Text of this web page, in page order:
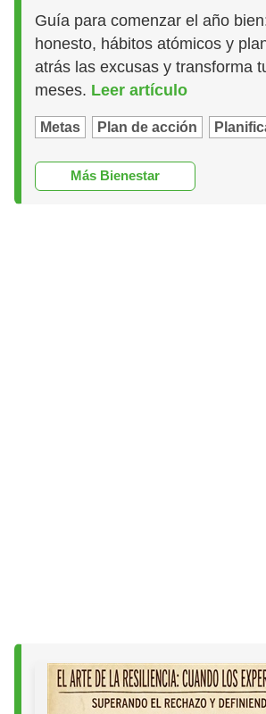
Guía para comenzar el año
honesto, hábitos atómicos y
atrás las excusas y transforma
meses. Leer artículo
Metas Plan de acción
Más Bienestar